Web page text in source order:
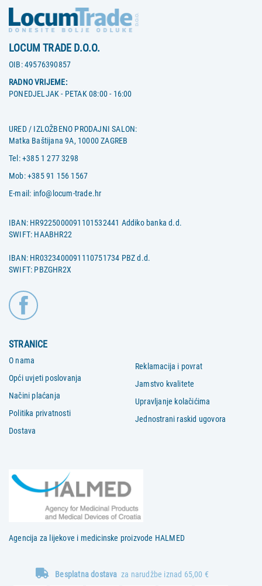
LOCUM TRADE D.O.O.
OIB:49576390857
RADNO VRIJEME:
PONEDJELJAK - PETAK 08:00 - 16:00
URED / IZLOŽBENO PRODAJNI SALON:
Matka Baštijana 9A, 10000 ZAGREB
Tel:+385 1 277 3298
Mob:+385 91 156 1567
E-mail: info@locum-trade.hr
IBAN: HR9225000091101532441 Addiko banka d.d.
SWIFT: HAABHR22
IBAN: HR0323400091110751734 PBZ d.d.
SWIFT: PBZGHR2X
STRANICE
O nama
Opći uvjeti poslovanja
Načini plaćanja
Politika privatnosti
Dostava
Reklamacija i povrat
Jamstvo kvalitete
Upravljanje kolačićima
Jednostrani raskid ugovora
Agencija za lijekove i medicinske proizvode HALMED
Besplatna dostava za narudžbe iznad 65,00 €